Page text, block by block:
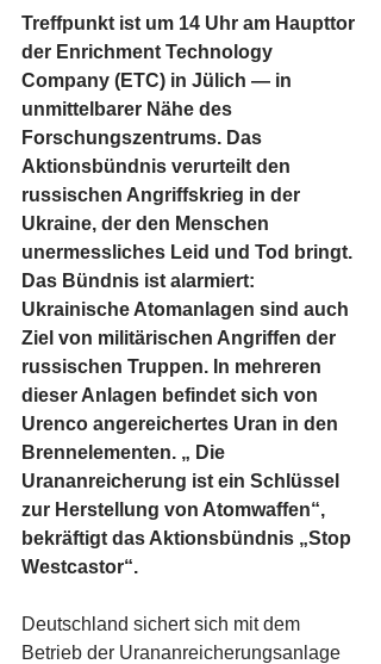
Treffpunkt ist um 14 Uhr am Haupttor
der Enrichment Technology
Company (ETC) in Jülich — in
unmittelbarer Nähe des
Forschungszentrums. Das
Aktionsbündnis verurteilt den
russischen Angriffskrieg in der
Ukraine, der den Menschen
unermessliches Leid und Tod bringt.
Das Bündnis ist alarmiert:
Ukrainische Atomanlagen sind auch
Ziel von militärischen Angriffen der
russischen Truppen. In mehreren
dieser Anlagen befindet sich von
Urenco angereichertes Uran in den
Brennelementen. „ Die
Urananreicherung ist ein Schlüssel
zur Herstellung von Atomwaffen“,
bekräftigt das Aktionsbündnis „Stop
Westcastor“.
Deutschland sichert sich mit dem
Betrieb der Urananreicherungsanlage